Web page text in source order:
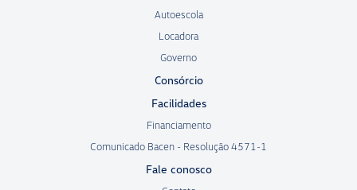
Autoescola
Locadora
Governo
Consórcio
Facilidades
Financiamento
Comunicado Bacen - Resolução 4571-1
Fale conosco